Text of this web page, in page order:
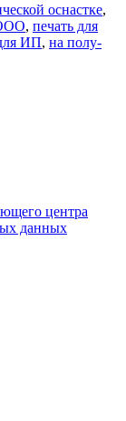
оснастке,
, печать для
ИП, на полу-
центра
данных